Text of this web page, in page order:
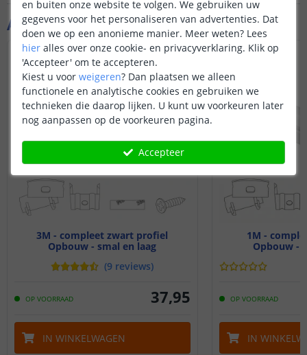
Aanvullende producten
3M - compleet zwart profiel
Opbouw - smal en laag
(9 reviews)
OP VOORRAAD 37,95
IN WINKELWAGEN
1M -
Opbouw -
OP VOORRAAD
IN
en buiten onze website te volgen. We gebruiken uw
gegevens voor het personaliseren van advertenties. Dat
doen we op een anonieme manier. Meer weten? Lees
hier alles over onze cookie- en privacyverklaring. Klik op
'Accepteer' om te accepteren.
Kiest u voor weigeren? Dan plaatsen we alleen
functionele en analytische cookies en gebruiken we
technieken die daarop lijken. U kunt uw voorkeuren later
nog aanpassen op de voorkeuren pagina.
Accepteer